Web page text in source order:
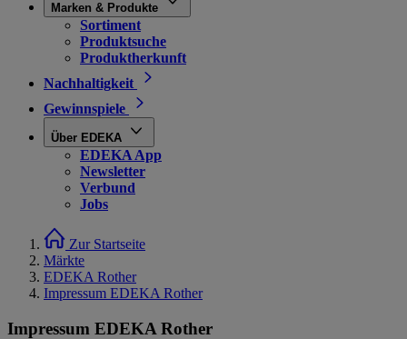
Marken & Produkte
Sortiment
Produktsuche
Produktherkunft
Nachhaltigkeit
Gewinnspiele
Über EDEKA
EDEKA App
Newsletter
Verbund
Jobs
Zur Startseite
Märkte
EDEKA Rother
Impressum EDEKA Rother
Impressum EDEKA Rother